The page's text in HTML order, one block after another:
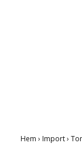
Hem › Import›